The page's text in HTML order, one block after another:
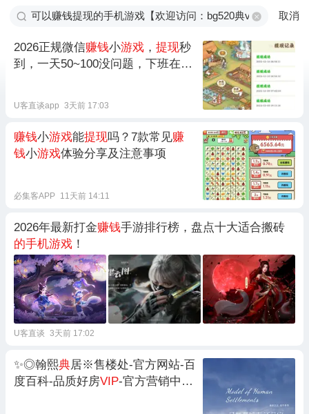
取消
2026正规微信赚钱小游戏 ， 提现秒
到，一天50~100没问题，下班在家
U客直谈app 3天前 17:03
赚钱小游戏能提现吗？7款常见赚
钱小游戏体验分享及注意事项
必集客APP 11天前 14:11
2026年最新打金赚钱手游排行榜，盘点十大适合搬砖
的手机游戏 ！
U客直谈 3天前 17:02
✨◎翰熙典居※售楼处-官方网站-百
度百科-品质好房VIP-官方营销中心